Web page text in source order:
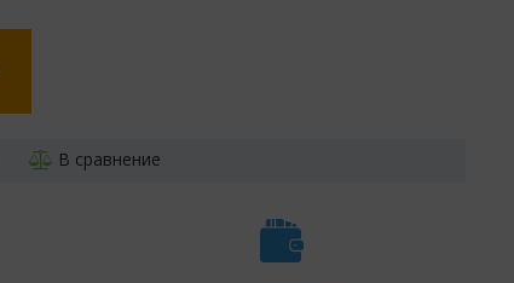
В сравнение